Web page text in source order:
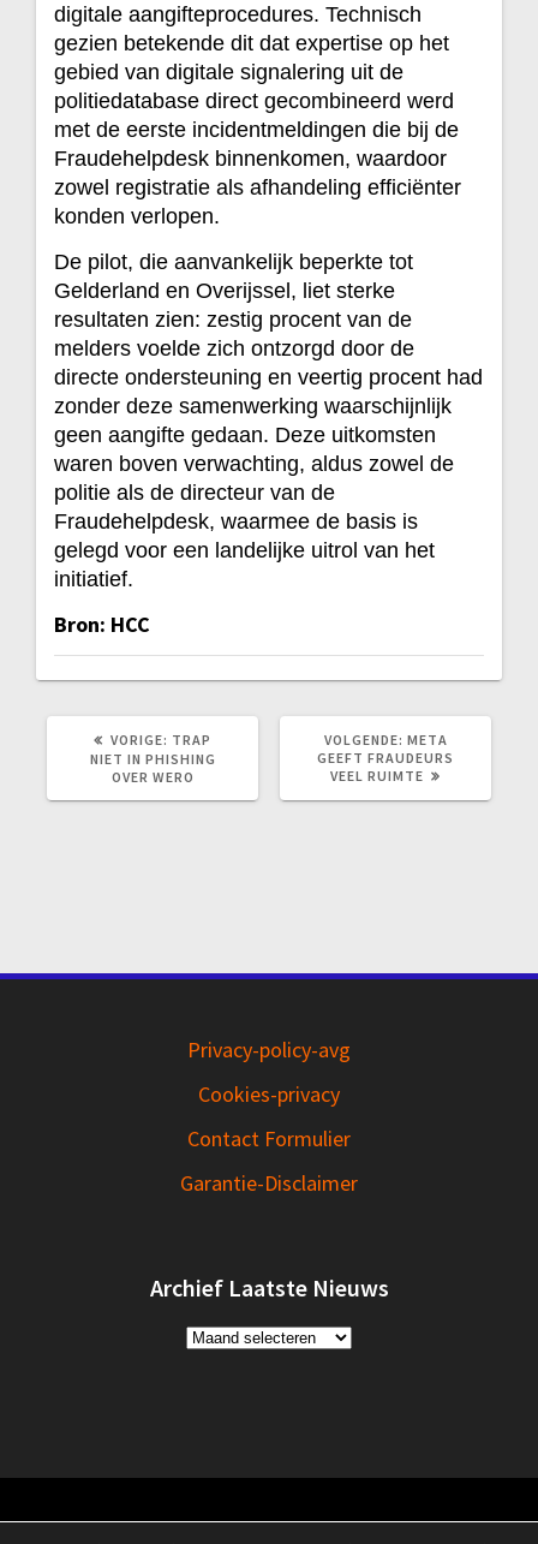
digitale aangifteprocedures. Technisch
gezien betekende dit dat expertise op het
gebied van digitale signalering uit de
politiedatabase direct gecombineerd werd
met de eerste incidentmeldingen die bij de
Fraudehelpdesk binnenkomen, waardoor
zowel registratie als afhandeling efficiënter
konden verlopen.
De pilot, die aanvankelijk beperkte tot
Gelderland en Overijssel, liet sterke
resultaten zien: zestig procent van de
melders voelde zich ontzorgd door de
directe ondersteuning en veertig procent had
zonder deze samenwerking waarschijnlijk
geen aangifte gedaan. Deze uitkomsten
waren boven verwachting, aldus zowel de
politie als de directeur van de
Fraudehelpdesk, waarmee de basis is
gelegd voor een landelijke uitrol van het
initiatief.
Bron: HCC
VORIGE: VORIG
BERICHT:
TRAP
NIET IN PHISHING
OVER WERO
VOLGENDE: VOLGEND
BERICHT:
META
GEEFT FRAUDEURS
VEEL RUIMTE
Privacy-policy-avg
Cookies-privacy
Contact Formulier
Garantie-Disclaimer
Archief Laatste Nieuws
Archief